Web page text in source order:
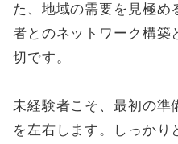
た、地域の需要を見極め
者とのネットワーク構築
切です。
未経験者こそ、最初の準
を左右します。しっかり